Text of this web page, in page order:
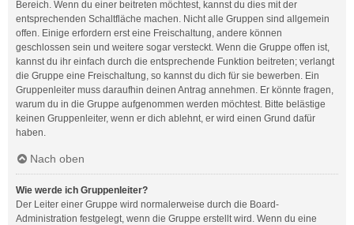
Bereich. Wenn du einer beitreten möchtest, kannst du dies mit der
entsprechenden Schaltfläche machen. Nicht alle Gruppen sind allgemein
offen. Einige erfordern erst eine Freischaltung, andere können
geschlossen sein und weitere sogar versteckt. Wenn die Gruppe offen ist,
kannst du ihr einfach durch die entsprechende Funktion beitreten; verlangt
die Gruppe eine Freischaltung, so kannst du dich für sie bewerben. Ein
Gruppenleiter muss daraufhin deinen Antrag annehmen. Er könnte fragen,
warum du in die Gruppe aufgenommen werden möchtest. Bitte belästige
keinen Gruppenleiter, wenn er dich ablehnt, er wird einen Grund dafür
haben.
Nach oben
Wie werde ich Gruppenleiter?
Der Leiter einer Gruppe wird normalerweise durch die Board-
Administration festgelegt, wenn die Gruppe erstellt wird. Wenn du eine